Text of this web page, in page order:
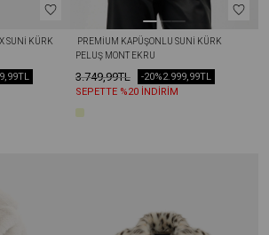
SUNI KÜRK
PELUŞ MONT EKRU
3.749,99TL 2.999,99TL
-20%
SEPETTE %20 İNDİRİM